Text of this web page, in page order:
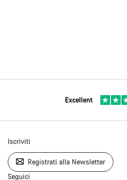
Excellent
Iscriviti
Registrati alla Newsletter
Seguici